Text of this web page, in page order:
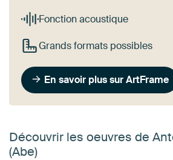
Fonction acoustique
Grands formats possibles
En savoir plus sur ArtFrame
Découvrir les oeuvres de
(Abe)